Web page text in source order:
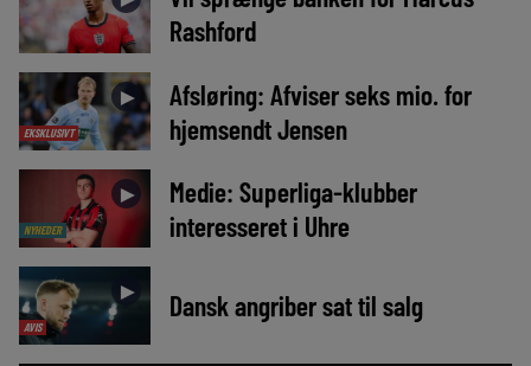
Rashford
EKSKLUSIVT
►
Afsløring: Afviser seks mio. for
hjemsendt Jensen
NYHEDER
►
Medie: Superliga-klubber
interesseret i Uhre
AVIS
► Dansk angriber sat til salg